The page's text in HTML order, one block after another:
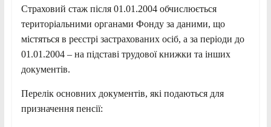
Страховий стаж після 01.01.2004 обчислюється
територіальними органами Фонду за даними, що
містяться в реєстрі застрахованих осіб, а за періоди до
01.01.2004 – на підставі трудової книжки та інших
документів.
Перелік основних документів, які подаються для
призначення пенсії: